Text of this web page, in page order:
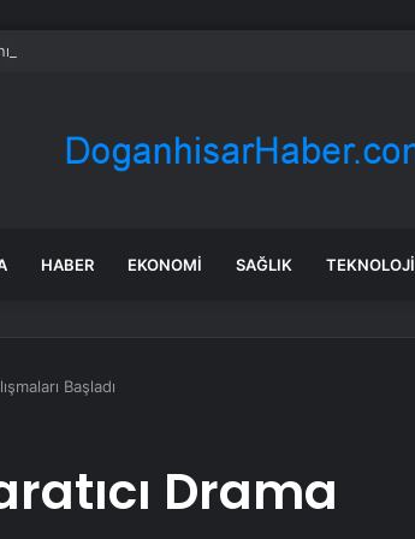
sırtına tek tek QR kod taktılar
HABER EKONOMI SAĞLIK TEKNOLOJI
Başladı
Drama